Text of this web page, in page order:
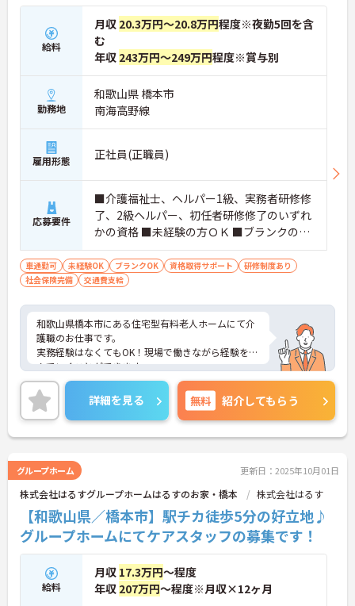
給料
月収 20.3万円～20.8万円程度※夜勤5回を含
む
年収 243万円～249万円程度※賞与別
勤務地
和歌山県 橋本市
南海高野線
雇用形態 正社員(正職員)
応募要件
■介護福祉士、ヘルパー1級、実務者研修修
了、2級ヘルパー、初任者研修修了のいずれ
かの資格 ■未経験の方ＯＫ ■ブランクのあ
る方ＯＫ
車通勤可 未経験OK ブランクOK 資格取得サポート
研修制度あり
社会保険完備
交通費支給
和歌山県橋本市にある住宅型有料老人ホームにて介
護職のお仕事です。
実務経験はなくてもOK！現場で働きながら経験を積
んでいくことができます。
ご興味ある方には、面接対策ポイントなど、さらに
詳細をお話しいたしますのでお気軽にご相談くださ
い。
詳細を見る 無料 紹介してもらう
グループホーム 更新日：2025年10月01日
株式会社はるすグループホームはるすのお家・橋本 株式会社はるす
【和歌山県／橋本市】駅チカ徒歩5分の好立地♪
グループホームにてケアスタッフの募集です！
給料
月収 17.3万円～程度
年収 207万円～程度※月収×12ヶ月